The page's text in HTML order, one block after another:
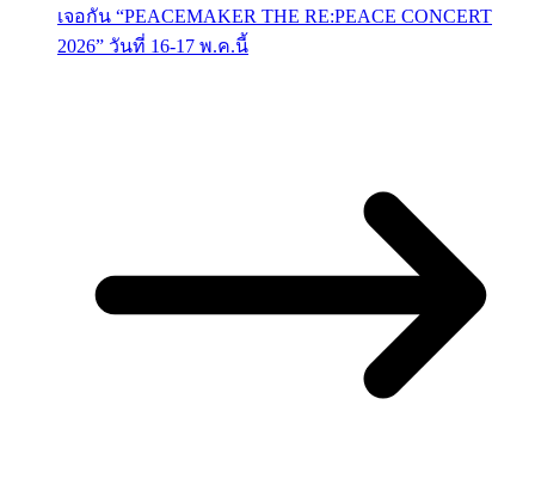
เจอกัน “PEACEMAKER THE RE:PEACE CONCERT
2026” วันที่ 16-17 พ.ค.นี้